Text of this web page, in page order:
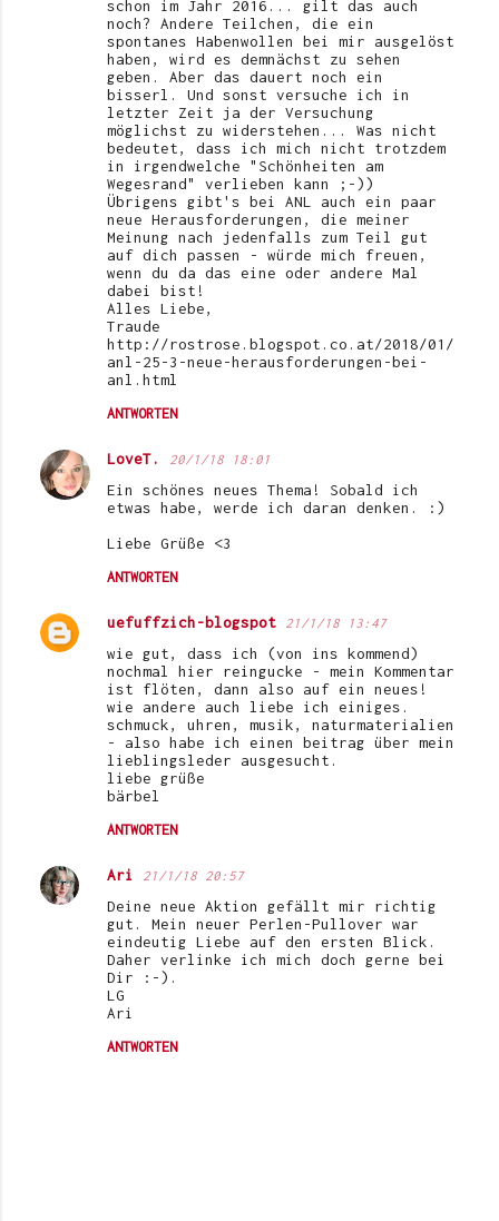
schon im Jahr 2016... gilt das auch
noch? Andere Teilchen, die ein
spontanes Habenwollen bei mir ausgelöst
haben, wird es demnächst zu sehen
geben. Aber das dauert noch ein
bisserl. Und sonst versuche ich in
letzter Zeit ja der Versuchung
möglichst zu widerstehen... Was nicht
bedeutet, dass ich mich nicht trotzdem
in irgendwelche "Schönheiten am
Wegesrand" verlieben kann ;-))
Übrigens gibt's bei ANL auch ein paar
neue Herausforderungen, die meiner
Meinung nach jedenfalls zum Teil gut
auf dich passen - würde mich freuen,
wenn du da das eine oder andere Mal
dabei bist!
Alles Liebe,
Traude
http://rostrose.blogspot.co.at/2018/01/
anl-25-3-neue-herausforderungen-bei-
anl.html
ANTWORTEN
LoveT. 20/1/18 18:01
Ein schönes neues Thema! Sobald ich
etwas habe, werde ich daran denken. :)
Liebe Grüße <3
ANTWORTEN
uefuffzich-blogspot 21/1/18 13:47
wie gut, dass ich (von ins kommend)
nochmal hier reingucke - mein Kommentar
ist flöten, dann also auf ein neues!
wie andere auch liebe ich einiges.
schmuck, uhren, musik, naturmaterialien
- also habe ich einen beitrag über mein
lieblingsleder ausgesucht.
liebe grüße
bärbel
ANTWORTEN
Ari 21/1/18 20:57
Deine neue Aktion gefällt mir richtig
gut. Mein neuer Perlen-Pullover war
eindeutig Liebe auf den ersten Blick.
Daher verlinke ich mich doch gerne bei
Dir :-).
LG
Ari
ANTWORTEN